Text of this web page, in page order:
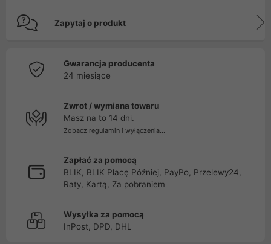
Zapytaj o produkt
Gwarancja producenta
24 miesiące
Zwrot / wymiana towaru
Masz na to 14 dni.
Zobacz regulamin i wyłączenia...
Zapłać za pomocą
BLIK, BLIK Płacę Później, PayPo, Przelewy24,
Raty, Kartą, Za pobraniem
Wysyłka za pomocą
InPost, DPD, DHL